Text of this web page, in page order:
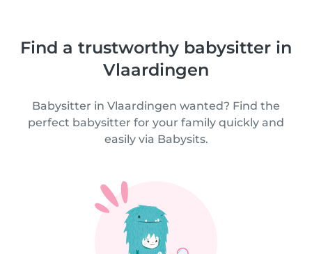
Find a trustworthy babysitter in
Vlaardingen
Babysitter in Vlaardingen wanted? Find the
perfect babysitter for your family quickly and
easily via Babysits.